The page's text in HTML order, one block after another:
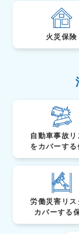
火災保険
自動車事故リ
をカバーする
労働災害リス
カバーする